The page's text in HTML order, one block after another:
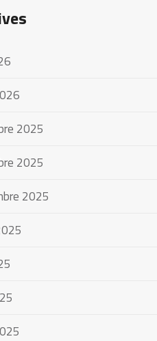
2025
2025
2025